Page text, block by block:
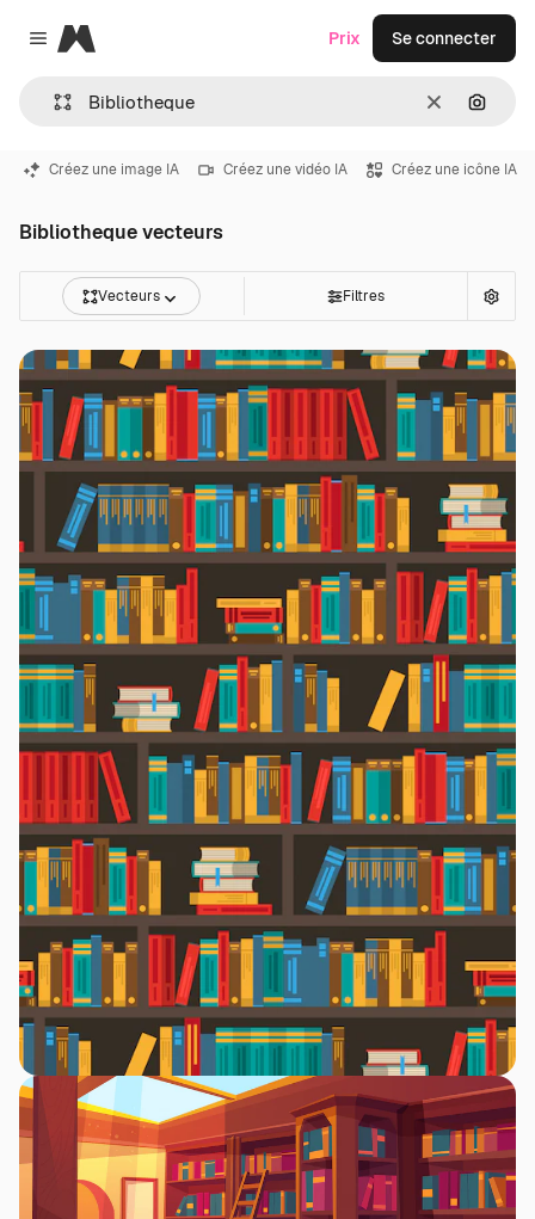
Close menu
Magnific
Effacer
Prix Se connecter
Créez une image IA Créez une vidéo IA Créez une icône IA
Bibliotheque vecteurs
Vecteurs Filtres